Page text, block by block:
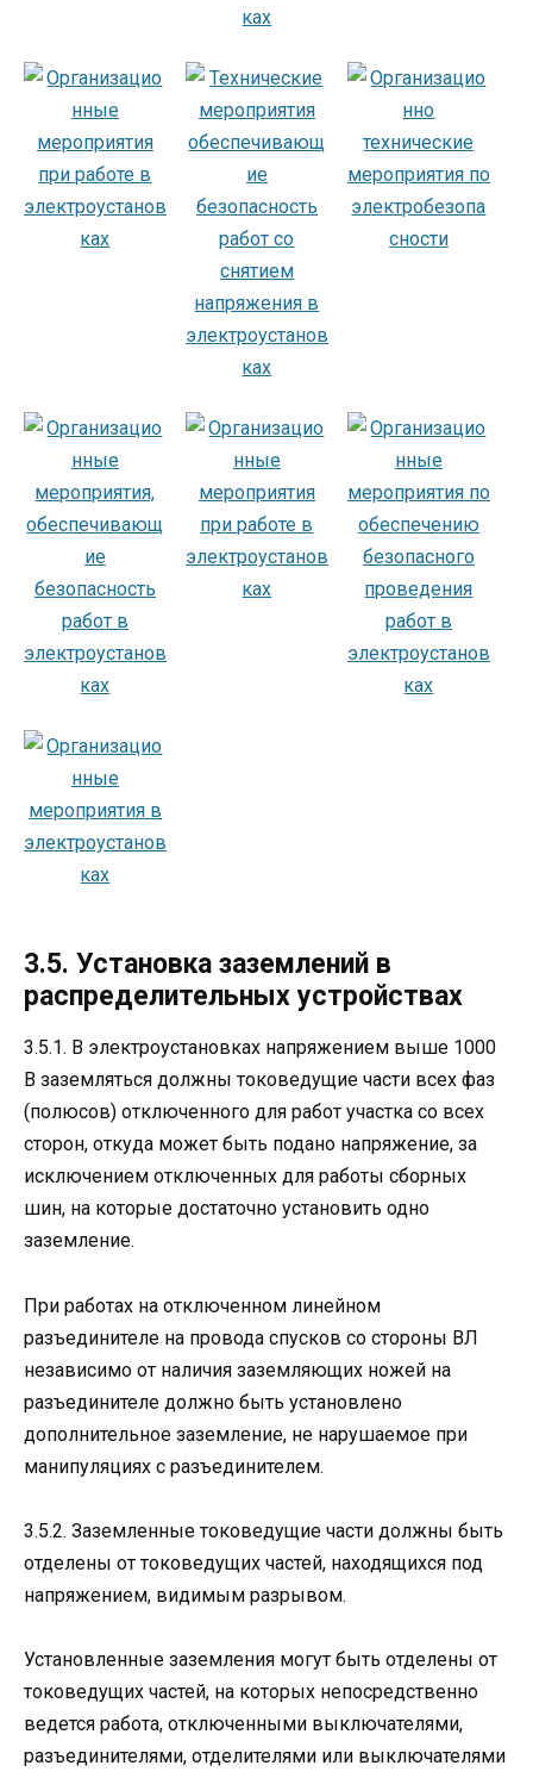
3.5. Установка заземлений в
распределительных устройствах
3.5.1. В электроустановках напряжением выше 1000
В заземляться должны токоведущие части всех фаз
(полюсов) отключенного для работ участка со всех
сторон, откуда может быть подано напряжение, за
исключением отключенных для работы сборных
шин, на которые достаточно установить одно
заземление.
При работах на отключенном линейном
разъединителе на провода спусков со стороны ВЛ
независимо от наличия заземляющих ножей на
разъединителе должно быть установлено
дополнительное заземление, не нарушаемое при
манипуляциях с разъединителем.
3.5.2. Заземленные токоведущие части должны быть
отделены от токоведущих частей, находящихся под
напряжением, видимым разрывом.
Установленные заземления могут быть отделены от
токоведущих частей, на которых непосредственно
ведется работа, отключенными выключателями,
разъединителями, отделителями или выключателями